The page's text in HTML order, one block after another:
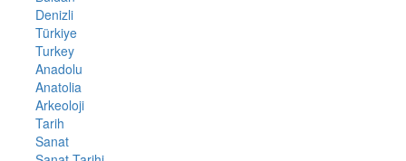
Denizli
Türkiye
Turkey
Anadolu
Anatolia
Arkeoloji
Tarih
Sanat